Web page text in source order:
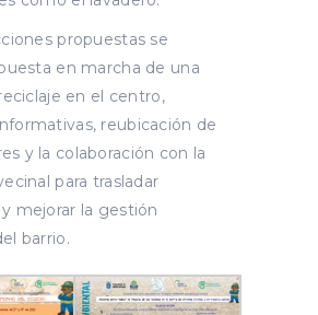
propuestas se
en marcha de una
en el centro,
reubicación de
y la colaboración con la
para trasladar
mejorar la gestión
barrio.